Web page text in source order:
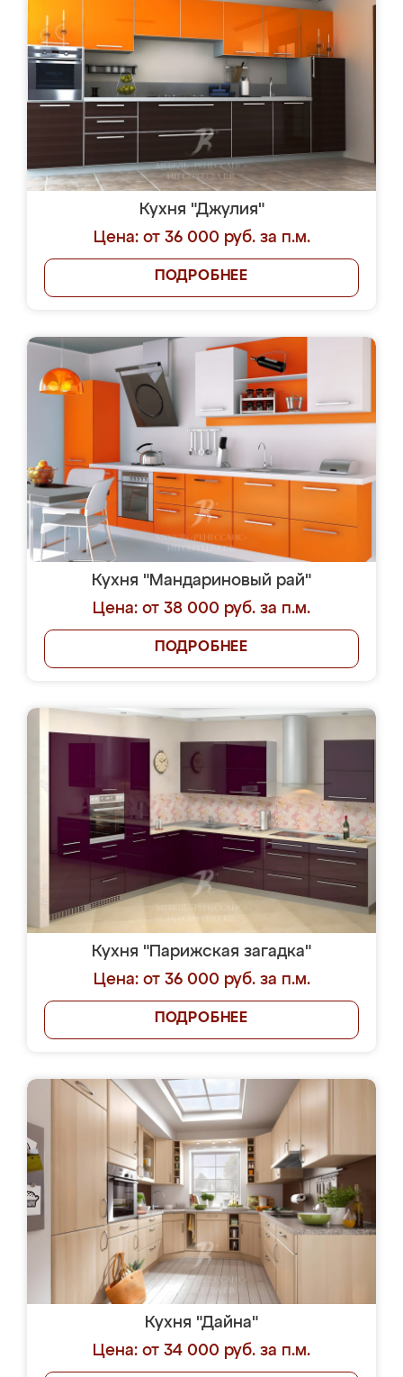
Кухня "Джулия"
Цена: от 36 000 руб. за п.м.
ПОДРОБНЕЕ
Кухня "Мандариновый рай"
Цена: от 38 000 руб. за п.м.
ПОДРОБНЕЕ
Кухня "Парижская загадка"
Цена: от 36 000 руб. за п.м.
ПОДРОБНЕЕ
Кухня "Дайна"
Цена: от 34 000 руб. за п.м.